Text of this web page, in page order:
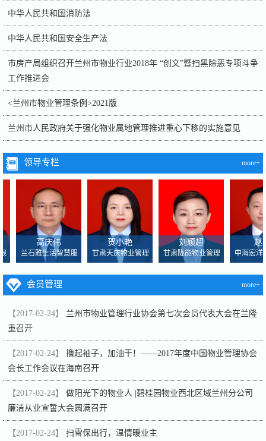
中华人民共和国消防法
中华人民共和国安全生产法
市房产局组织召开兰州市物业行业2018年 “创文”暨扫黑除恶专项斗争
工作推进会
<兰州市物业管理条例>2021版
兰州市人民政府关于强化物业属地管理推进重心下移的实施意见
领导专栏 more+
高庆伟
兰石雅生活智慧服
贺小艳
甘肃天庆物业管理
刘颖超
甘肃陇能物业管理
赵
中海宏洋
会员管理 more+
【2017-02-24】
兰州市物业管理行业协会第七次会员代表大会在兰隆
重召开
【2017-02-24】
撸起袖子，加油干！——2017年度中国物业管理协会
会长工作会议在海南召开
【2017-02-24】
做阳光下的物业人 |碧桂园物业西北区域兰州分公司
廉洁从业宣誓大会圆满召开
【2017-02-24】 扫雪保出行，温情暖业主